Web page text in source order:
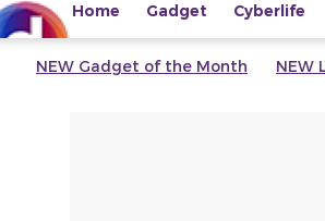
Home Gadget Cyberlife
NEW Gadget of the Month NEW